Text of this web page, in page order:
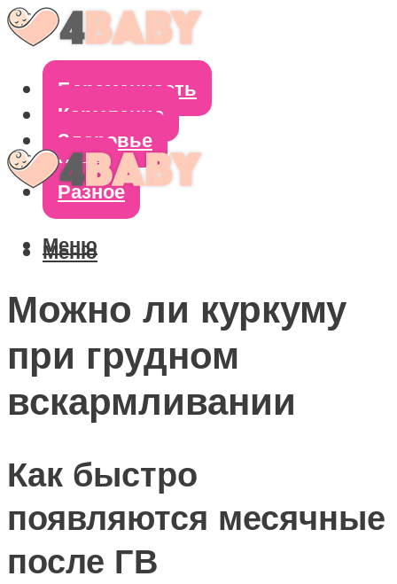
Беременность
Кормление
Здоровье
Уход
Разное
Меню
Меню
Можно ли куркуму
при грудном
вскармливании
Как быстро
появляются месячные
после ГВ